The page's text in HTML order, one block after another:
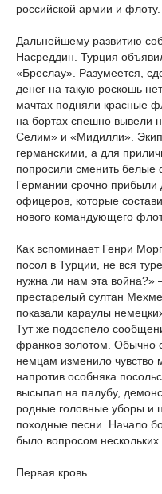
российской армии и флоту.
Дальнейшему развитию
Насреддин. Турция
«Бреслау». Разумеется,
денег на такую роскошь
мачтах подняли красные
на бортах спешно вывели
Селим» и «Мидилли».
германскими, а для
попросили сменить
Германии срочно прибыли
офицеров, которые
нового командующего
Как вспоминает Генри
посол в Турции, не вся
нужна ли нам эта война?»
престарелый султан
показали караулы
Тут же подоспело
франков золотом. Обычно
немцам изменило чувство
напротив особняка
высыпал на палубу,
родные головные уборы и
походные песни. Начало
было вопросом нескольких
Первая кровь